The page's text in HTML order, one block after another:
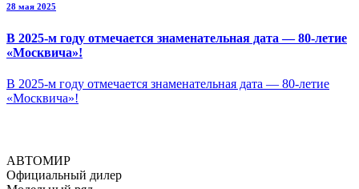
28 мая 2025
В 2025-м году отмечается знаменательная дата — 80-летие
«Москвича»!
В 2025-м году отмечается знаменательная дата — 80-летие
«Москвича»!
АВТОМИР
Официальный дилер